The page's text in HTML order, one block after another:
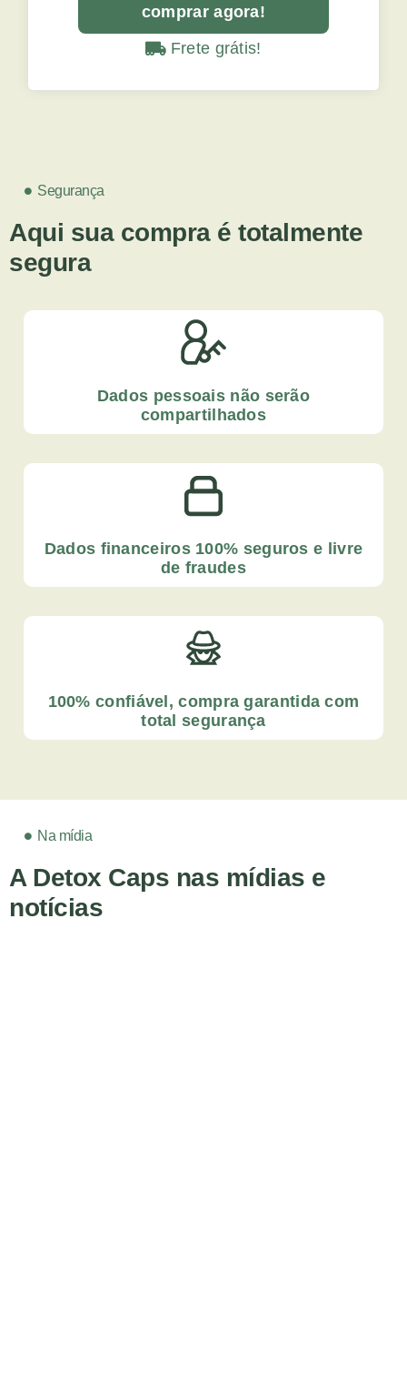
comprar agora!
Frete grátis!
Segurança
Aqui sua compra é totalmente
segura
Dados pessoais não serão
compartilhados
Dados financeiros 100% seguros e livre
de fraudes
100% confiável, compra garantida com
total segurança
Na mídia
A Detox Caps nas mídias e
notícias